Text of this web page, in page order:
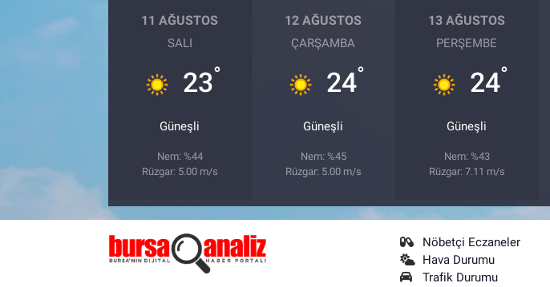
11 AĞUSTOS
SALI
23°
Güneşli
Nem: %44
Rüzgar: 5.00 m/s
12 AĞUSTOS
ÇARŞAMBA
24°
Güneşli
Nem: %45
Rüzgar: 5.00 m/s
13 AĞUSTOS
PERŞEMBE
24°
Güneşli
Nem: %43
Rüzgar: 7.11 m/s
Nöbetçi Eczaneler
Hava Durumu
Trafik Durumu